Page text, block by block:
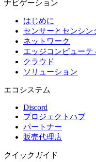
ナビゲーション
はじめに
センサーとセンシン
ネットワーク
エッジコンピューテ
クラウド
ソリューション
エコシステム
Discord
プロジェクトハブ
パートナー
販売代理店
クイックガイド